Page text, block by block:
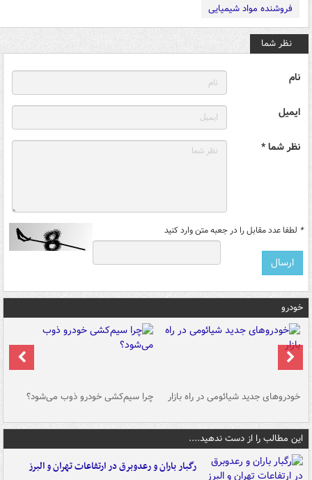
فروشنده مواد شیمیایی
نظر شما
نام
ایمیل
نظر شما *
* لطفا عدد مقابل را در جعبه متن وارد کنید
خودرو
خودروهای جدید شیائومی در راه بازار چرا سیم‌کشی خودرو ذوب می‌شود؟
این مطالب را از دست ندهید....
رگبار باران و رعدوبرق در ارتفاعات تهران و البرز